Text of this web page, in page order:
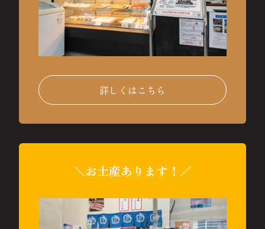
詳しくはこちら
＼お土産あります！／